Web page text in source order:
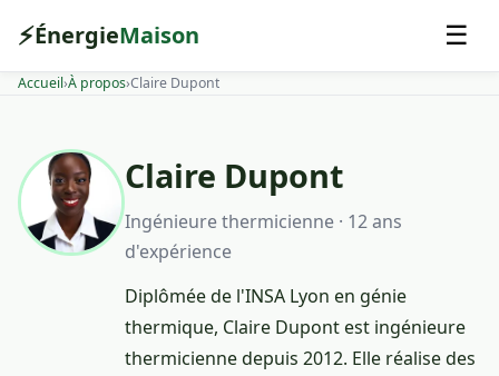
⚡ÉnergieMaison ☰
Accueil›À propos›Claire Dupont
Claire Dupont
Ingénieure thermicienne · 12 ans
d'expérience
Diplômée de l'INSA Lyon en génie
thermique, Claire Dupont est ingénieure
thermicienne depuis 2012. Elle réalise des